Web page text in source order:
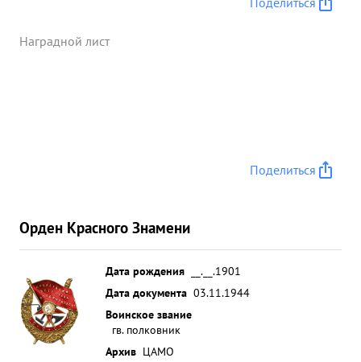
Наградной лист
Поделиться
Орден Красного Знамени
Дата рождения
__.__.1901
Дата документа 03.11.1944
Воинское звание
гв. полковник
Архив ЦАМО